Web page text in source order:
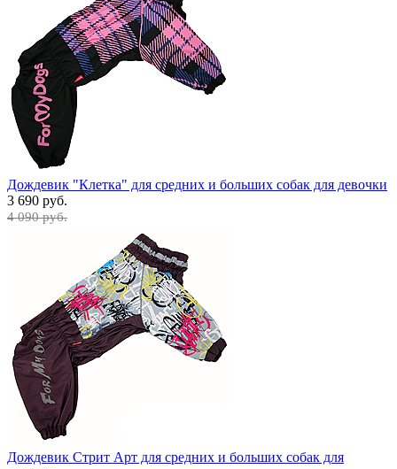
Дождевик "Клетка" для средних и больших собак для девочки
3 690 руб.
4 090 руб.
Дождевик Стрит Арт для средних и больших собак для